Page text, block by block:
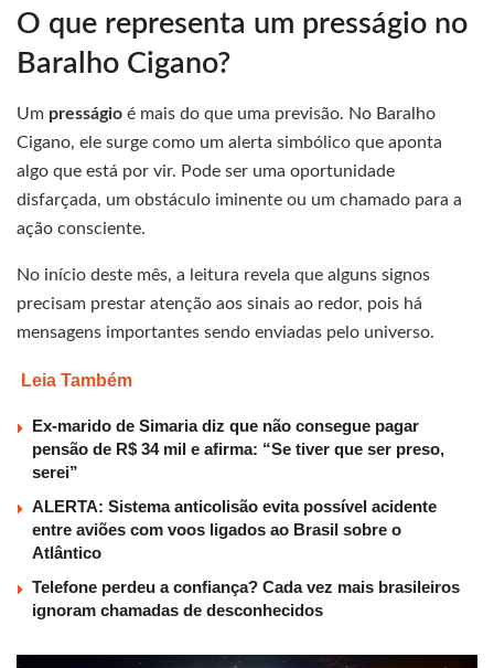
O que representa um presságio no
Baralho Cigano?
Um presságio é mais do que uma previsão. No Baralho
Cigano, ele surge como um alerta simbólico que aponta
algo que está por vir. Pode ser uma oportunidade
disfarçada, um obstáculo iminente ou um chamado para a
ação consciente.
No início deste mês, a leitura revela que alguns signos
precisam prestar atenção aos sinais ao redor, pois há
mensagens importantes sendo enviadas pelo universo.
Leia Também
Ex-marido de Simaria diz que não consegue pagar
pensão de R$ 34 mil e afirma: “Se tiver que ser preso,
serei”
ALERTA: Sistema anticolisão evita possível acidente
entre aviões com voos ligados ao Brasil sobre o
Atlântico
Telefone perdeu a confiança? Cada vez mais brasileiros
ignoram chamadas de desconhecidos